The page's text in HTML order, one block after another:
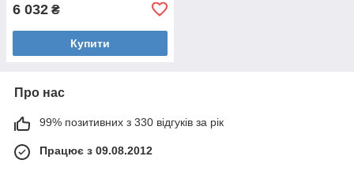
6 032 ₴
Купити
Про нас
99% позитивних з 330 відгуків за рік
Працює з 09.08.2012